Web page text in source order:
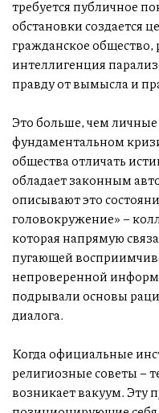
требуется публичное
обстановки создается
гражданское
интеллигенция
правду от вымысла и
Это больше, чем
фундаментальном
общества отличать
обладает законным
описывают это
головокружение» –
которая напрямую
пугающей
непроверенной
подрывали основы
диалога.
Когда официальные
религиозные советы –
возникает вакуум. Эту